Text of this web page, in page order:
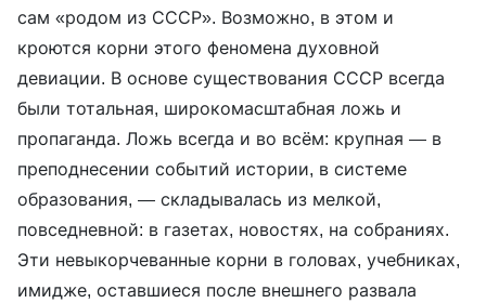
сам «родом из СССР». Возможно, в этом и
кроются корни этого феномена духовной
девиации. В основе существования СССР всегда
были тотальная, широкомасштабная ложь и
пропаганда. Ложь всегда и во всём: крупная — в
преподнесении событий истории, в системе
образования, — складывалась из мелкой,
повседневной: в газетах, новостях, на собраниях.
Эти невыкорчеванные корни в головах, учебниках,
имидже, оставшиеся после внешнего развала